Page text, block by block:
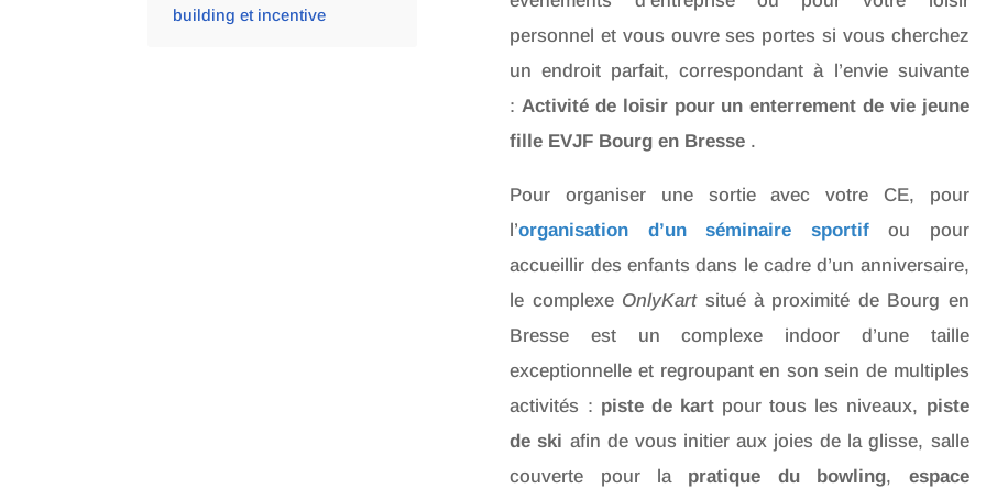
building et incentive
personnel et vous ouvre ses portes si vous cherchez
un endroit parfait, correspondant à l’envie suivante
:Activité de loisir pour un enterrement de vie jeune
fille EVJF Bourg en Bresse .
Pour organiser une sortie avec votre CE, pour
l’organisation d’un séminaire sportifou pour
accueillir des enfants dans le cadre d’un anniversaire,
le complexe OnlyKartsitué à proximité de Bourg en
Bresse est un complexe indoor d’une taille
exceptionnelle et regroupant en son sein de multiples
activités : piste de kartpour tous les niveaux, piste
de ski afin de vous initier aux joies de la glisse, salle
couverte pour la pratique du bowling, espace